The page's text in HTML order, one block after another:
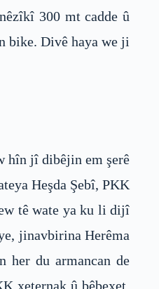
300 mt cadde û
bike. Divê haya we ji
hîn jî dibêjin em şerê
Heşda Şebî, PKK
tê wate ya ku li dijî
jinavbirina Herêma
her du armancan de
xeternak û bêbexet.